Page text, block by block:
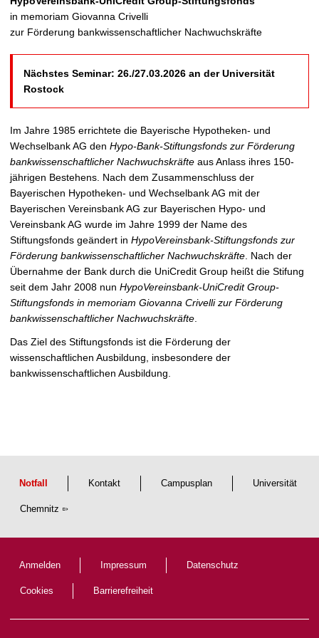
in memoriam Giovanna Crivelli
zur Förderung bankwissenschaftlicher Nachwuchskräfte
Nächstes Seminar: 26./27.03.2026 an der Universität
Rostock
Im Jahre 1985 errichtete die Bayerische Hypotheken- und
Wechselbank AG den Hypo-Bank-Stiftungsfonds zur Förderung
bankwissenschaftlicher Nachwuchskräfte aus Anlass ihres 150-
jährigen Bestehens. Nach dem Zusammenschluss der
Bayerischen Hypotheken- und Wechselbank AG mit der
Bayerischen Vereinsbank AG zur Bayerischen Hypo- und
Vereinsbank AG wurde im Jahre 1999 der Name des
Stiftungsfonds geändert in HypoVereinsbank-Stiftungsfonds zur
Förderung bankwissenschaftlicher Nachwuchskräfte . Nach der
Übernahme der Bank durch die UniCredit Group heißt die Stifung
seit dem Jahr 2008 nun HypoVereinsbank-UniCredit Group-
Stiftungsfonds in memoriam Giovanna Crivelli zur Förderung
bankwissenschaftlicher Nachwuchskräfte
Das Ziel des Stiftungsfonds ist die Förderung der
wissenschaftlichen Ausbildung, insbesondere der
bankwissenschaftlichen Ausbildung.
Notfall Kontakt Campusplan Universität
Chemnitz
Anmelden Impressum Datenschutz
Cookies Barrierefreiheit